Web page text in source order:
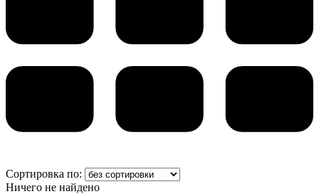
Сортировка по:
Ничего не найдено